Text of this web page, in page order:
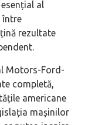
al
între
rezultate
Motors-Ford-
completă,
americane
mașinilor